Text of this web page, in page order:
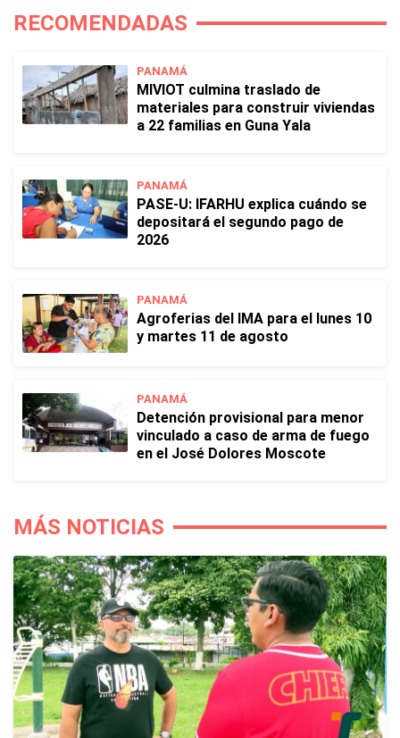
RECOMENDADAS
PANAMÁ
MIVIOT culmina traslado de
materiales para construir viviendas
a 22 familias en Guna Yala
PANAMÁ
PASE-U: IFARHU explica cuándo se
depositará el segundo pago de
2026
PANAMÁ
Agroferias del IMA para el lunes 10
y martes 11 de agosto
PANAMÁ
Detención provisional para menor
vinculado a caso de arma de fuego
en el José Dolores Moscote
MÁS NOTICIAS